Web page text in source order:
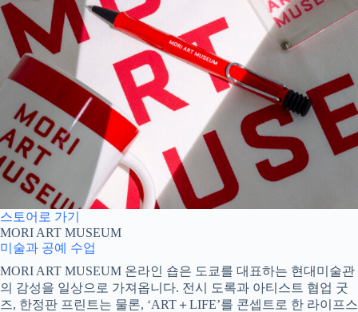
스토어로 가기
MORI ART MUSEUM
미술과 공예 수업
MORI ART MUSEUM 온라인 숍은 도쿄를 대표하는 현대미술관
의 감성을 일상으로 가져옵니다. 전시 도록과 아티스트 협업 굿
즈, 한정판 프린트는 물론, ‘ART＋LIFE’를 콘셉트로 한 라이프스